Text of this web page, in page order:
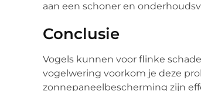
aan een schoner en
Conclusie
Vogels kunnen voor flinke
vogelwering voorkom je deze
zonnepaneelbescherming zijn